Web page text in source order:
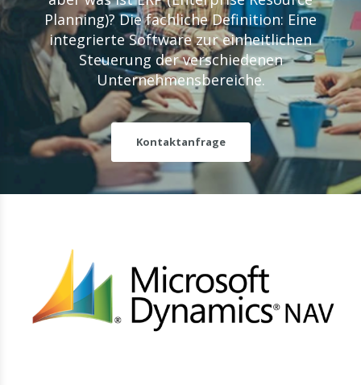
Planning)? Die fachliche Definition: Eine
integrierte Software zur einheitlichen
Steuerung der verschiedenen
Unternehmensbereiche.
Kontaktanfrage